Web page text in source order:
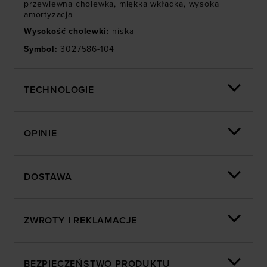
przewiewna cholewka, miękka wkładka, wysoka
amortyzacja
Wysokość cholewki: niska
Symbol: 3027586-104
TECHNOLOGIE
OPINIE
DOSTAWA
ZWROTY I REKLAMACJE
BEZPIECZEŃSTWO PRODUKTU